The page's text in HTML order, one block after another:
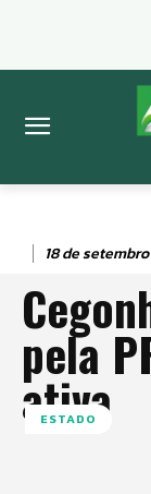
18 de
pela
ativa
ESTADO